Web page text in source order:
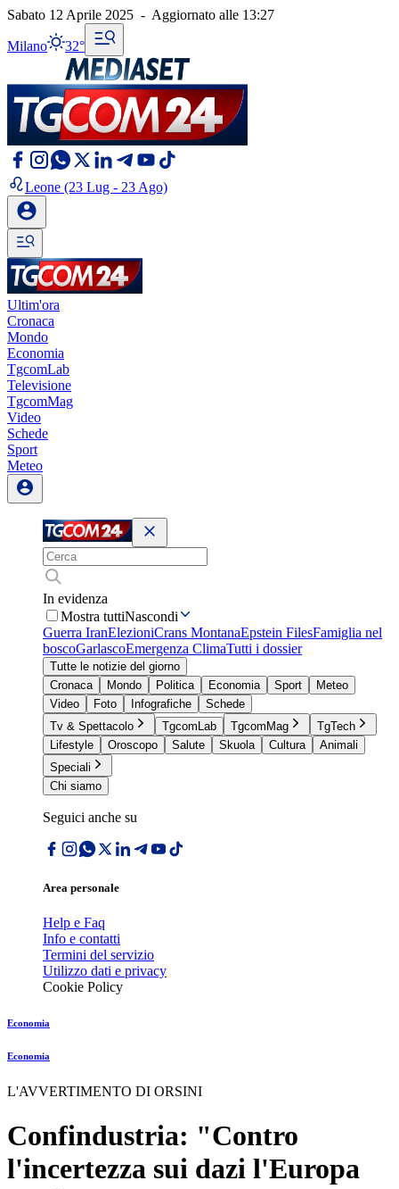
Sabato 12 Aprile 2025 - Aggiornato alle 13:27
Milano 32°
Leone (23 Lug - 23 Ago)
Ultim'ora
Cronaca
Mondo
Economia
TgcomLab
Televisione
TgcomMag
Video
Schede
Sport
Meteo
In evidenza
Mostra tuttiNascondi
Guerra IranElezioniCrans MontanaEpstein FilesFamiglia nel
boscoGarlascoEmergenza ClimaTutti i dossier
Tutte le notizie del giorno
Cronaca
Mondo Politica Economia Sport
Meteo
Video
Foto Infografiche
Schede
Tv & Spettacolo
TgcomLab TgcomMag
TgTech
Lifestyle
Oroscopo Salute Skuola Cultura
Animali
Speciali
Chi siamo
Seguici anche su
Area personale
Help e Faq
Info e contatti
Termini del servizio
Utilizzo dati e privacy
Cookie Policy
Economia
Economia
L'AVVERTIMENTO DI ORSINI
Confindustria: "Contro
l'incertezza sui dazi l'Europa